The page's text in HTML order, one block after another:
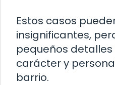
Estos casos
insignificantes,
pequeños
carácter y
barrio.